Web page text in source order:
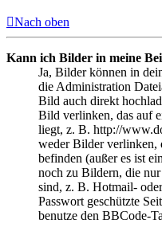
Nach oben
Kann ich Bilder in meine
Ja, Bilder können in
die Administration
Bild auch direkt
Bild verlinken, das auf
liegt, z. B. http://
weder Bilder verlinken,
befinden (außer es ist
noch zu Bildern, die
sind, z. B. Hotmail-
Passwort geschützte
benutze den BBCode-